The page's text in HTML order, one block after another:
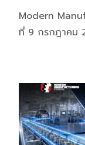
Modern
ที่ 9 กรกฎาคม